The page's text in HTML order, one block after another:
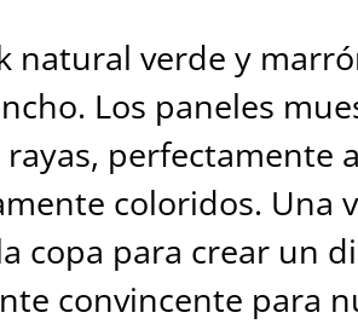
natural verde y
Los paneles
perfectamente
coloridos. Una
copa para crear un
convincente para